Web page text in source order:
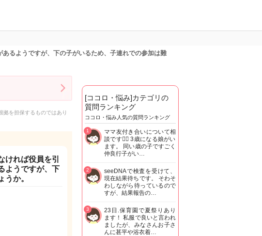
るようですが、下の子がいるため、子連れでの参加は難
を担保するものではあり
ければ役員を引
ようですが、下
か。
[ココロ・悩み]カテゴリの
質問ランキング
ココロ・悩み人気の質問ランキング
ママ友付き合いについて相
談です🙇‍♂️ 3歳になる娘がい
ます。 同い歳の子ですごく
仲良行子がい…
1
seeDNAで検査を受けて、
現在結果待ちです。 そわそ
わしながら待っているので
すが、結果報告の…
2
23日.保育園で夏祭りあり
ます！ 私服で良いと言われ
ましたが、みなさんお子さ
んに甚平や浴衣着…
3